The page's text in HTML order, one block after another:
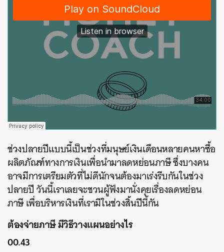
ช่วงปลายปีแบบนี้เป็นช่วงที่มนุษย์เงินเดือนหลายคนหาซื้อ
ผลิตภัณฑ์ทางการเงินเพื่อนำมาลดหย่อนภาษี ซึ่งบางคน
อาจมีการเตรียมตัวที่ไม่ดีนักจนต้องมาเร่งรีบกันในช่วง
ปลายปี วันนี้เราเลยจะชวนผู้ฟังมานั่งคุยเรื่องลดหย่อน
ภาษี เพื่อบริหารเงินที่เรามีในช่วงสิ้นปีนี้กัน
ต้องจ่ายภาษี มีวิธีวางแผนอย่างไร
00.43